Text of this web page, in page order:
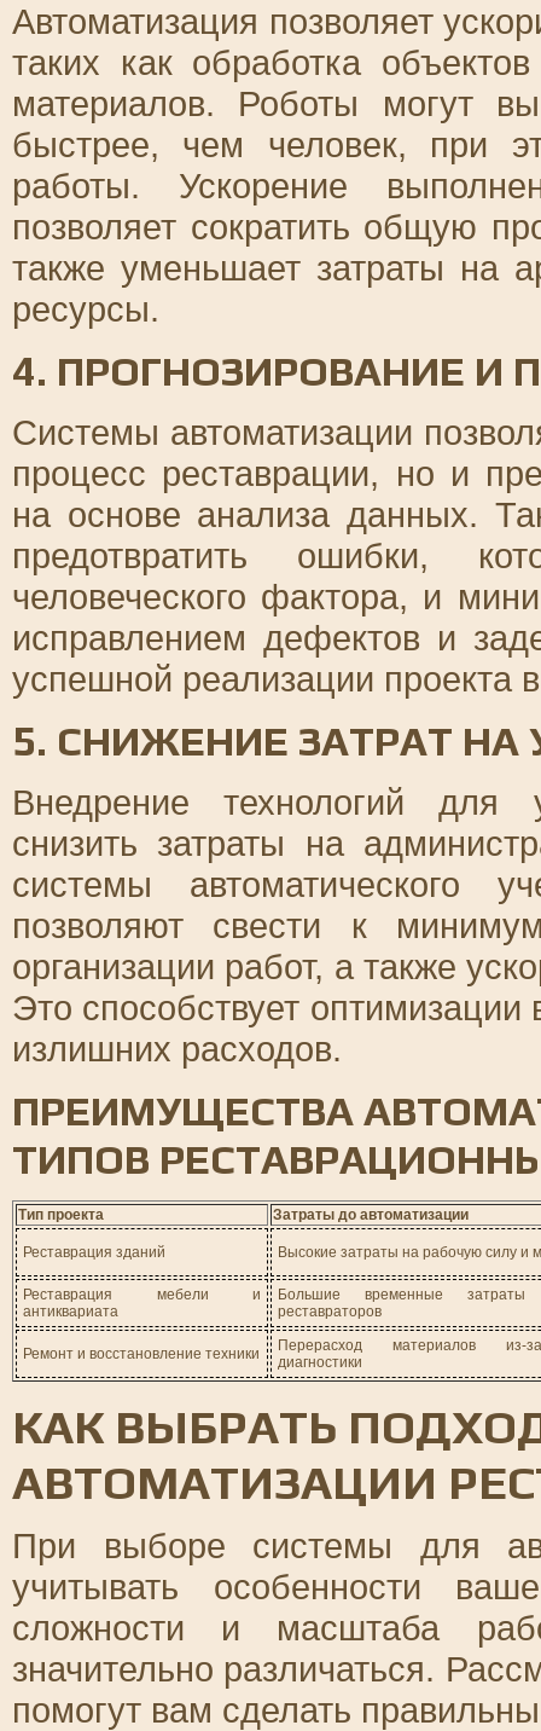
Автоматизация позволяет
таких как обработка
материалов. Роботы могут
быстрее, чем человек, при
работы. Ускорение
позволяет сократить общую
также уменьшает затраты на
ресурсы.
4. ПРОГНОЗИРОВАНИЕ И
Системы автоматизации
процесс реставрации, но и
на основе анализа данных.
предотвратить ошибки,
человеческого фактора, и
исправлением дефектов и
успешной реализации проекта
5. СНИЖЕНИЕ ЗАТРАТ
Внедрение технологий для
снизить затраты на
системы автоматического
позволяют свести к
организации работ, а также
Это способствует
излишних расходов.
ПРЕИМУЩЕСТВА
ТИПОВ
Тип проекта Затраты до автоматизации
Реставрация зданий Высокие затраты на рабочую силу и
Реставрация мебели и
антиквариата
Большие временные
реставраторов
Ремонт и восстановление техники
Перерасход материалов из-
диагностики
КАК ВЫБРАТЬ
АВТОМАТИЗАЦИИ
При выборе системы для
учитывать особенности
сложности и масштаба
значительно различаться.
помогут вам сделать